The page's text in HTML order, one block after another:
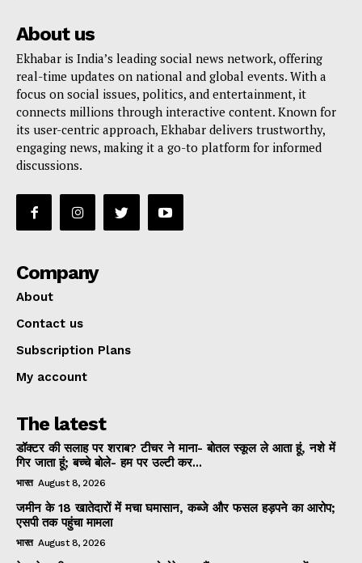
About us
Ekhabar is India’s leading social news network, offering
real-time updates on national and global events. With a
focus on social issues, politics, and entertainment, it
connects millions through interactive content. Known for
its user-centric approach, Ekhabar delivers trustworthy,
engaging news, making it a go-to platform for informed
discussions.
Company
About
Contact us
Subscription Plans
My account
The latest
डॉक्टर की सलाह पर शराब? टीचर ने माना- बोतल स्कूल ले आता हूं, नशे में
गिर जाता हूं; बच्चे बोले- हम पर उल्टी कर...
भारत August 8, 2026
जमीन के 18 खातेदारों में मचा घमासान, कब्जे और फसल हड़पने का आरोप;
एसपी तक पहुंचा मामला
भारत August 8, 2026